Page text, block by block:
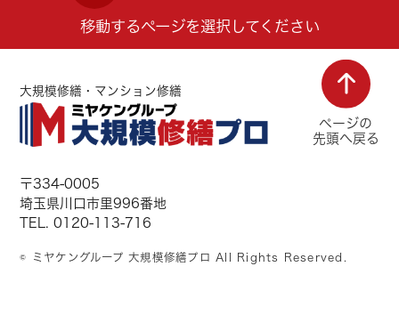
移動するページを選択してください
ページの
先頭へ戻る
大規模修繕・マンション修繕
〒334-0005
埼玉県川口市里996番地
TEL. 0120-113-716
© ミヤケングループ 大規模修繕プロ All Rights Reserved.